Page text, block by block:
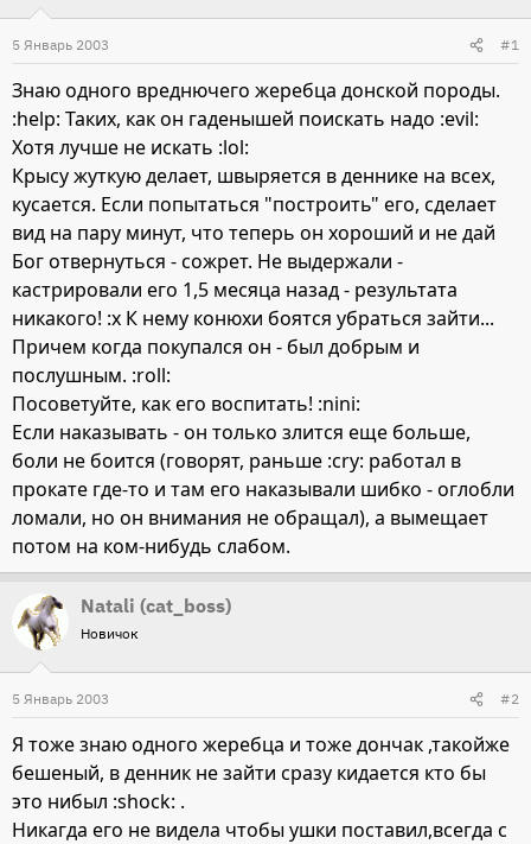
т
е
ы
а
ч
л
а
5 Январь 2003 #1
Знаю одного вреднючего жеребца донской породы.
:help: Таких, как он гаденышей поискать надо :evil:
Хотя лучше не искать :lol:
Крысу жуткую делает, швыряется в деннике на всех,
кусается. Если попытаться "построить" его, сделает
вид на пару минут, что теперь он хороший и не дай
Бог отвернуться - сожрет. Не выдержали -
кастрировали его 1,5 месяца назад - результата
никакого! :x К нему конюхи боятся убраться зайти...
Причем когда покупался он - был добрым и
послушным. :roll:
Посоветуйте, как его воспитать! :nini:
Если наказывать - он только злится еще больше,
боли не боится (говорят, раньше :cry: работал в
прокате где-то и там его наказывали шибко - оглобли
ломали, но он внимания не обращал), а вымещает
потом на ком-нибудь слабом.
Natali (cat_boss)
Новичок
5 Январь 2003 #2
Я тоже знаю одного жеребца и тоже дончак ,такойже
бешеный, в денник не зайти сразу кидается кто бы
это нибыл :shock: .
Никагда его не видела чтобы ушки поставил,всегда с